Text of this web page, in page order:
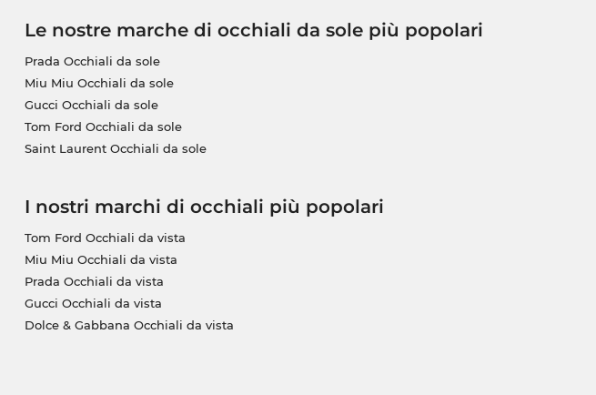
Le nostre marche di occhiali da sole più popolari
Prada Occhiali da sole
Miu Miu Occhiali da sole
Gucci Occhiali da sole
Tom Ford Occhiali da sole
Saint Laurent Occhiali da sole
I nostri marchi di occhiali più popolari
Tom Ford Occhiali da vista
Miu Miu Occhiali da vista
Prada Occhiali da vista
Gucci Occhiali da vista
Dolce & Gabbana Occhiali da vista